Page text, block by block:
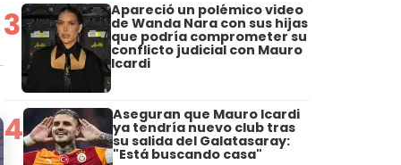
3 Apareció un polémico video
de Wanda Nara con sus hijas
que podría comprometer su
conflicto judicial con Mauro
Icardi
4 Aseguran que Mauro Icardi
ya tendría nuevo club tras
su salida del Galatasaray:
"Está buscando casa"